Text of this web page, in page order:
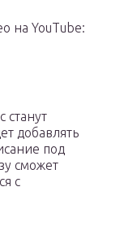
на YouTube:
станут
добавлять
под
сможет
с